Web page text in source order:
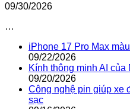
09/30/2026
…
iPhone 17 Pro Max
09/22/2026
Kính thông minh AI của
09/20/2026
Công nghệ pin giúp xe
sạc